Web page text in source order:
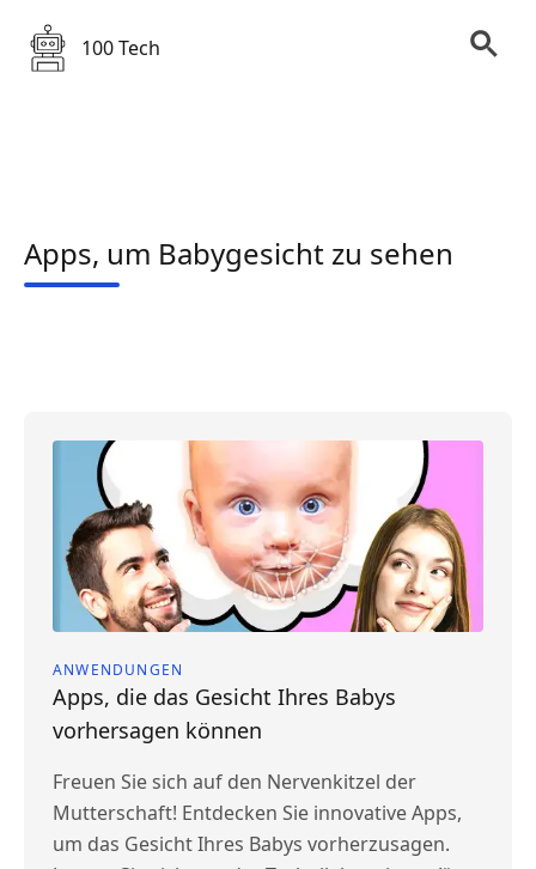
100 Tech
Apps, um Babygesicht zu sehen
ANWENDUNGEN
Apps, die das Gesicht Ihres Babys
vorhersagen können
Freuen Sie sich auf den Nervenkitzel der
Mutterschaft! Entdecken Sie innovative Apps,
um das Gesicht Ihres Babys vorherzusagen.